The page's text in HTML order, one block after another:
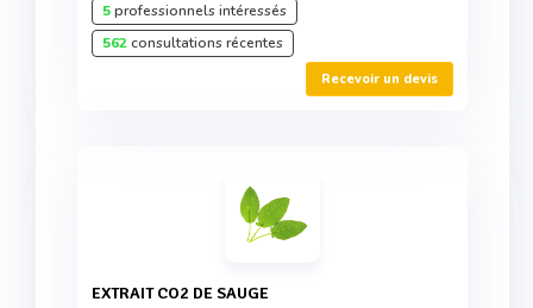
5professionnels intéressés
562consultations récentes
Recevoir un devis
EXTRAIT CO2 DE SAUGE